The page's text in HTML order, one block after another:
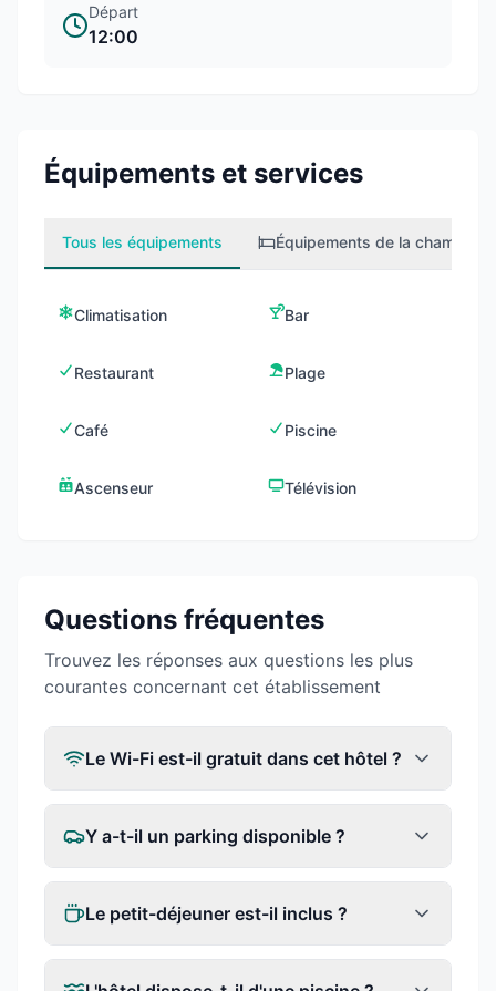
Départ
12:00
Équipements et services
Tous les équipements Équipements de la chambre
Climatisation Bar
Restaurant Plage
Café Piscine
Ascenseur Télévision
Questions fréquentes
Trouvez les réponses aux questions les plus
courantes concernant cet établissement
Le Wi-Fi est-il gratuit dans cet hôtel ?
Y a-t-il un parking disponible ?
Le petit-déjeuner est-il inclus ?